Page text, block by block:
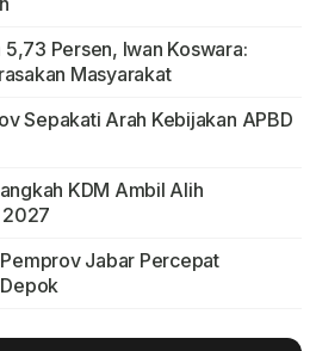
Persen, Iwan Koswara:
Masyarakat
Sepakati Arah Kebijakan APBD
KDM Ambil Alih
2027
Jabar Percepat